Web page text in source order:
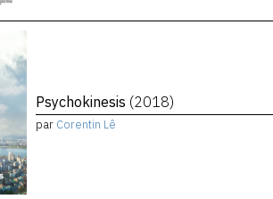
Psychokinesis (2018)
par Corentin Lê